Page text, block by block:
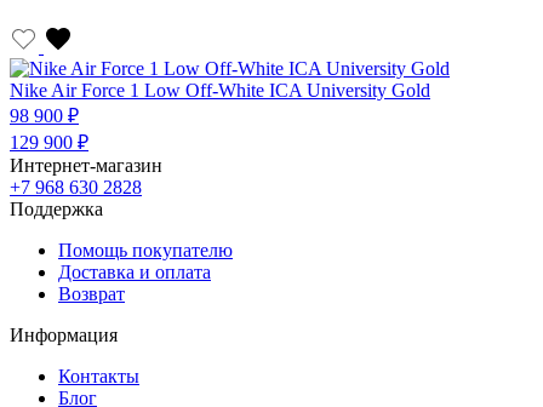
Nike Air Force 1 Low Off-White ICA University Gold
98 900 ₽
129 900 ₽
Интернет-магазин
+7 968 630 2828
Поддержка
Помощь покупателю
Доставка и оплата
Возврат
Информация
Контакты
Блог